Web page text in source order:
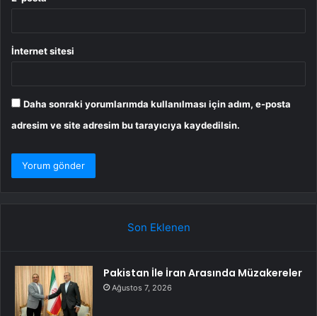
İnternet sitesi
Daha sonraki yorumlarımda kullanılması için adım, e-posta
adresim ve site adresim bu tarayıcıya kaydedilsin.
Son Eklenen
Pakistan İle İran Arasında Müzakereler
Ağustos 7, 2026